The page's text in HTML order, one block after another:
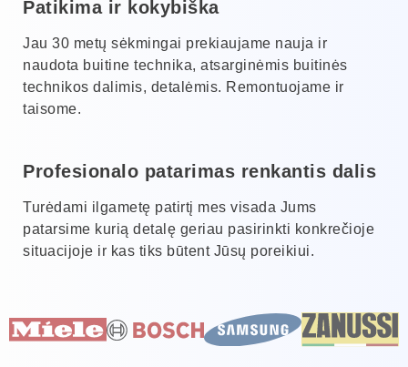
Patikima ir kokybiška
Jau 30 metų sėkmingai prekiaujame nauja ir
naudota buitine technika, atsarginėmis buitinės
technikos dalimis, detalėmis. Remontuojame ir
taisome.
Profesionalo patarimas renkantis dalis
Turėdami ilgametę patirtį mes visada Jums
patarsime kurią detalę geriau pasirinkti konkrečioje
situacijoje ir kas tiks būtent Jūsų poreikiui.